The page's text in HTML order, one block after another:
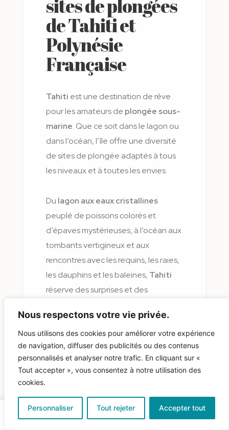
Nous respectons votre vie privée.
Nous utilisons des cookies pour améliorer votre expérience
de navigation, diffuser des publicités ou des contenus
personnalisés et analyser notre trafic. En cliquant sur «
Tout accepter », vous consentez à notre utilisation des
cookies.
Personnaliser Tout rejeter Accepter tout
sites de plongées
de Tahiti et
Polynésie
Française
Tahiti est une destination de rêve
pour les amateurs de plongée sous-
marine. Que ce soit dans le lagon ou
dans l’océan, l’île offre une diversité
de sites de plongée adaptés à tous
les niveaux et à toutes les envies.
Du lagon aux eaux cristallines
peuplé de poissons colorés et
d’épaves mystérieuses, à l’océan aux
tombants vertigineux et aux
rencontres avec les requins, les raies,
les dauphins et les baleines, Tahiti
réserve des surprises et des
Sans oublier les sites plus éloignés,
accessibles en bateau ou en avion,
qui offrent des paysages sous-marins
indéniables pour la plongée : une eau